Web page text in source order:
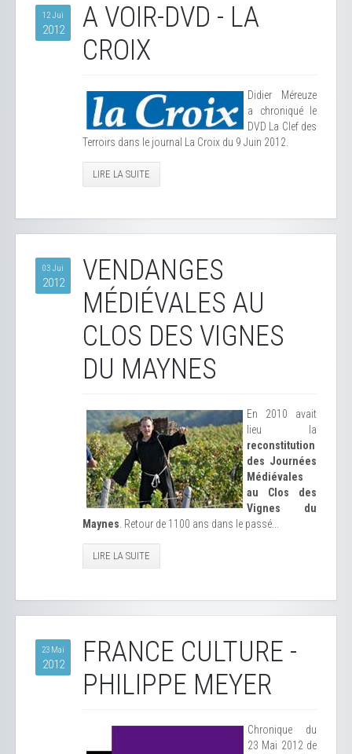
12 Jui
2012
A VOIR-DVD - LA
CROIX
Didier Méreuze
a chroniqué le
DVD La Clef des
Terroirs dans le journal La Croix du 9 Juin 2012.
LIRE LA SUITE
03 Jui
2012
VENDANGES
MÉDIÉVALES AU
CLOS DES VIGNES
DU MAYNES
En 2010 avait
lieu la
reconstitution
des Journées
Médiévales
au Clos des
Vignes du
Maynes . Retour de 1100 ans dans le passé...
LIRE LA SUITE
23 Mai
2012
FRANCE CULTURE -
PHILIPPE MEYER
Chronique du
23 Mai 2012 de